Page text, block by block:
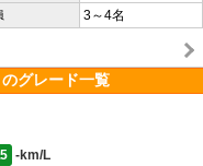
3～4名
グレード一覧
-km/L